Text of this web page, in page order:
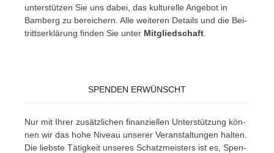
un­ter­stüt­zen Sie uns da­bei, das kul­tu­rel­le An­ge­bot in
Bam­berg zu be­rei­chern. Alle wei­te­ren De­tails und die Bei­
tritts­er­klä­rung fin­den Sie un­ter Mit­glied­schaft
SPENDEN ERWÜNSCHT
Nur mit Ih­rer zu­sätz­li­chen fi­nan­zi­el­len Un­ter­stüt­zung kön­
nen wir das hohe Ni­veau un­se­rer Ver­an­stal­tun­gen hal­ten.
Die liebs­te Tä­tig­keit un­se­res Schatz­meis­ters ist es, Spen­